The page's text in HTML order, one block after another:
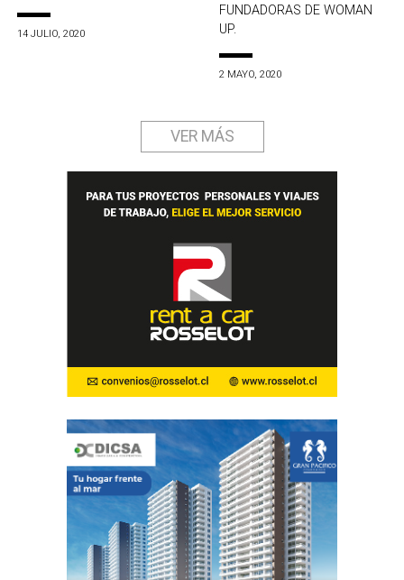
14 JULIO, 2020
FUNDADORAS DE WOMAN
UP.
2 MAYO, 2020
VER MÁS